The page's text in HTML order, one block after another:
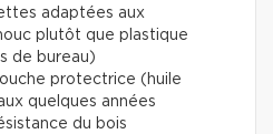
adaptées aux
plutôt que plastique
de bureau)
protectrice (huile
quelques années
du bois